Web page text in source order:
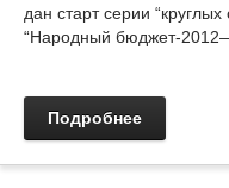
дан старт серии “круглых
“Народный бюджет-
Подробнее